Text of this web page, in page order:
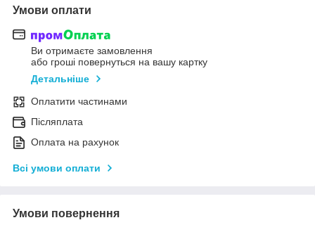
Умови оплати
Ви отримаєте замовлення
або гроші повернуться на вашу картку
Детальніше
Оплатити частинами
Післяплата
Оплата на рахунок
Всі умови оплати
Умови повернення